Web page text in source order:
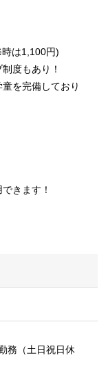
は1,100円)
度もあり！
を完備しており
きます！
務（土日祝日休